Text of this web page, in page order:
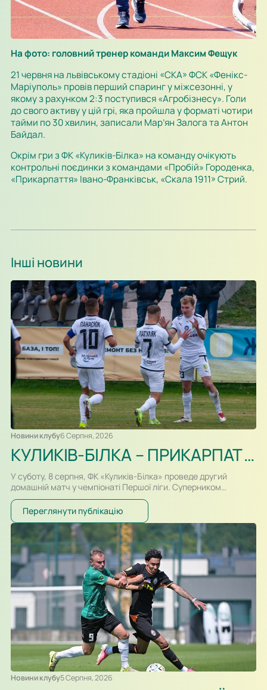
На фото: головний тренер команди Максим Фещук
21 червня на львівському стадіоні «СКА» ФСК «Фенікс-
Маріуполь» провів перший спаринг у міжсезонні, у
якому з рахунком 2:3 поступився «Агробізнесу». Голи
до свого активу у цій грі, яка пройшла у форматі чотири
тайми по 30 хвилин, записали Мар’ян Залога та Антон
Байдал.
Окрім гри з ФК «Куликів-Білка» на команду очікують
контрольні поєдинки з командами «Пробій» Городенка,
«Прикарпаття» Івано-Франківськ, «Скала 1911» Стрий.
Інші новини
Новини клубу6 Серпня, 2026
КУЛИКІВ-БІЛКА – ПРИКАРПАТТЯ-БЛАГО. ПРЕВ’Ю, ВІДЕОТРАНСЛЯЦІЯ
У суботу, 8 серпня, ФК «Куликів-Білка» проведе другий
домашній матч у чемпіонаті Першої ліги. Суперником
команди Сергія Атласюка стане івано-франківське
«Прикарпаття-Благо». Поєдинок на «Арені Куликів»
розпочнеться о 16:30. Для суперників це буде перша
офіційна зустріч в історії. Раніше команди перетиналися
лише у контрольних матчах. Старт сезону для команд
вийшов різним. Новачок Першої ліги «Куликів-Білка» у…
Переглянути публікацію
Новини клубу5 Серпня, 2026